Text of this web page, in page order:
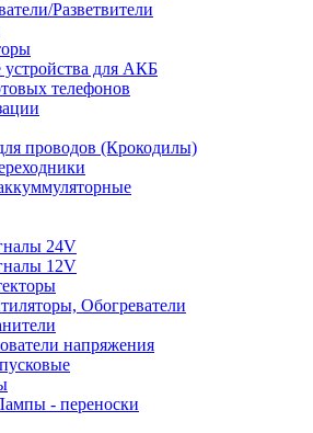
Разветвители
устройства для АКБ
телефонов
проводов (Крокодилы)
24V
12V
Обогреватели
напряжения
- переноски